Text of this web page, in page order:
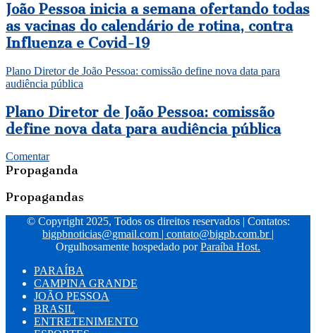
João Pessoa inicia a semana ofertando todas
as vacinas do calendário de rotina, contra
Influenza e Covid-19
Plano Diretor de João Pessoa: comissão define nova data para
audiência pública
Plano Diretor de João Pessoa: comissão
define nova data para audiência pública
Comentar
Propaganda
Propagandas
© Copyright 2025, Todos os direitos reservados | Contatos:
bigpbnoticias@gmail.com
contato@bigpb.com.br
Orgulhosamente hospedado porParaíba Host.
PARAÍBA
CAMPINA GRANDE
JOÃO PESSOA
BRASIL
ENTRETENIMENTO